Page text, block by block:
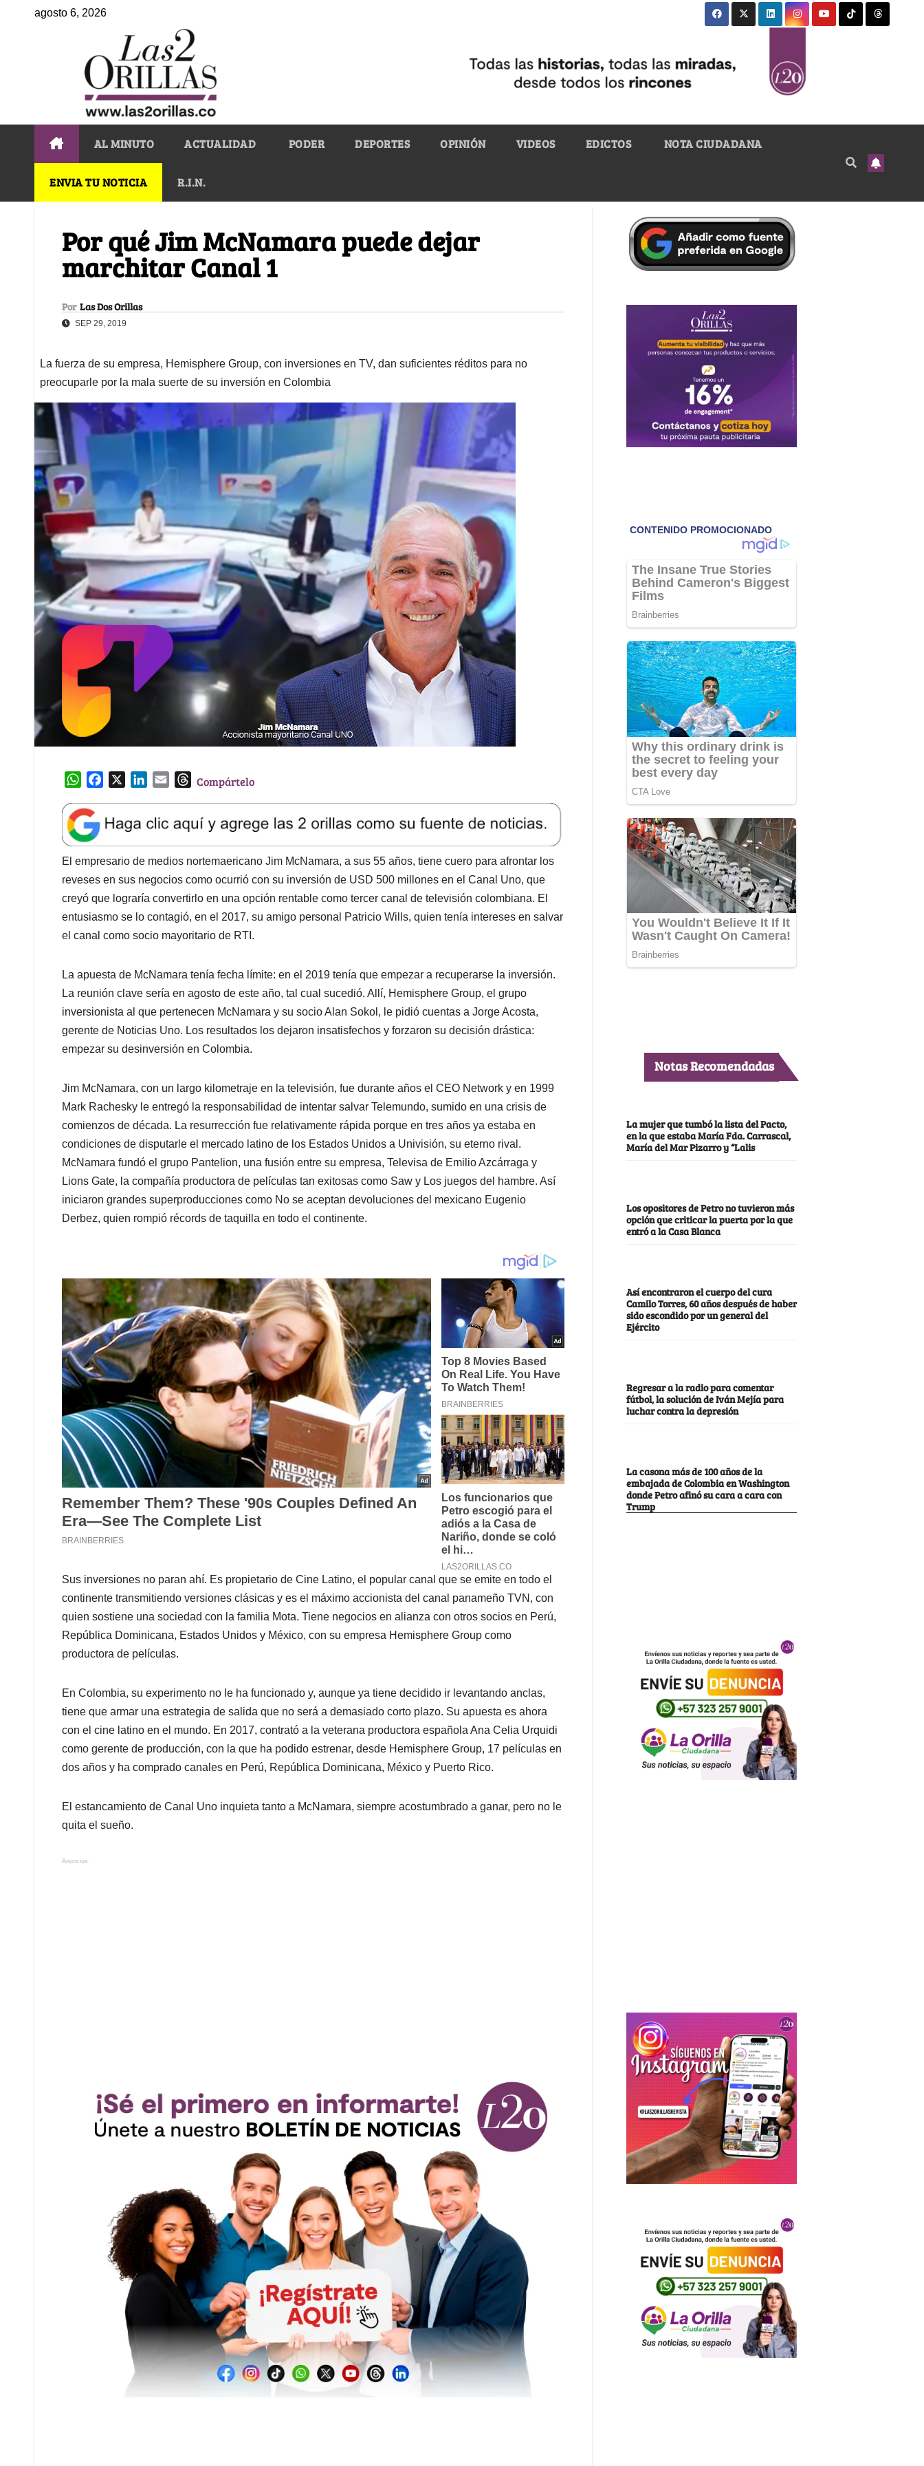
agosto 6, 2026
AL MINUTO ACTUALIDAD PODER DEPORTES OPINIÓN VIDEOS EDICTOS NOTA CIUDADANA
ENVIA TU NOTICIA R.I.N.
Por qué Jim McNamara puede dejar
marchitar Canal 1
Por Las Dos Orillas
SEP 29, 2019
La fuerza de su empresa, Hemisphere Group, con inversiones en TV, dan suficientes réditos para no
preocuparle por la mala suerte de su inversión en Colombia
W
a
t
s
A
p
p
e
b
o
o
k
k
e
d
I
n
l
T
e
a
d
s
Compártelo
El empresario de medios nortemaericano Jim McNamara, a sus 55 años, tiene cuero para afrontar los
reveses en sus negocios como ocurrió con su inversión de USD 500 millones en el Canal Uno, que
creyó que lograría convertirlo en una opción rentable como tercer canal de televisión colombiana. El
entusiasmo se lo contagió, en el 2017, su amigo personal Patricio Wills, quien tenía intereses en salvar
el canal como socio mayoritario de RTI.
La apuesta de McNamara tenía fecha límite: en el 2019 tenía que empezar a recuperarse la inversión.
La reunión clave sería en agosto de este año, tal cual sucedió. Allí, Hemisphere Group, el grupo
inversionista al que pertenecen McNamara y su socio Alan Sokol, le pidió cuentas a Jorge Acosta,
gerente de Noticias Uno. Los resultados los dejaron insatisfechos y forzaron su decisión drástica:
empezar su desinversión en Colombia.
Jim McNamara, con un largo kilometraje en la televisión, fue durante años el CEO Network y en 1999
Mark Rachesky le entregó la responsabilidad de intentar salvar Telemundo, sumido en una crisis de
comienzos de década. La resurrección fue relativamente rápida porque en tres años ya estaba en
condiciones de disputarle el mercado latino de los Estados Unidos a Univisión, su eterno rival.
McNamara fundó el grupo Pantelion, una fusión entre su empresa, Televisa de Emilio Azcárraga y
Lions Gate, la compañía productora de películas tan exitosas como Saw y Los juegos del hambre. Así
iniciaron grandes superproducciones como No se aceptan devoluciones del mexicano Eugenio
Derbez, quien rompió récords de taquilla en todo el continente.
Sus inversiones no paran ahí. Es propietario de Cine Latino, el popular canal que se emite en todo el
continente transmitiendo versiones clásicas y es el máximo accionista del canal panameño TVN, con
quien sostiene una sociedad con la familia Mota. Tiene negocios en alianza con otros socios en Perú,
República Dominicana, Estados Unidos y México, con su empresa Hemisphere Group como
productora de películas.
En Colombia, su experimento no le ha funcionado y, aunque ya tiene decidido ir levantando anclas,
tiene que armar una estrategia de salida que no será a demasiado corto plazo. Su apuesta es ahora
con el cine latino en el mundo. En 2017, contrató a la veterana productora española Ana Celia Urquidi
como gerente de producción, con la que ha podido estrenar, desde Hemisphere Group, 17 películas en
dos años y ha comprado canales en Perú, República Dominicana, México y Puerto Rico.
El estancamiento de Canal Uno inquieta tanto a McNamara, siempre acostumbrado a ganar, pero no le
quita el sueño.
Anuncios.
Notas Recomendadas
La mujer que tumbó la lista del Pacto,
en la que estaba María Fda. Carrascal,
María del Mar Pizarro y “Lalis
Los opositores de Petro no tuvieron más
opción que criticar la puerta por la que
entró a la Casa Blanca
Así encontraron el cuerpo del cura
Camilo Torres, 60 años después de haber
sido escondido por un general del
Ejército
Regresar a la radio para comentar
fútbol, la solución de Iván Mejía para
luchar contra la depresión
La casona más de 100 años de la
embajada de Colombia en Washington
donde Petro afinó su cara a cara con
Trump